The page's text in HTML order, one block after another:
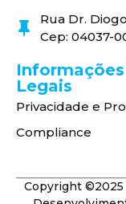
Rua Dr.
Cep: 04037-
Informações
Legais
Privacidade e
Compliance
Copyright ©2025